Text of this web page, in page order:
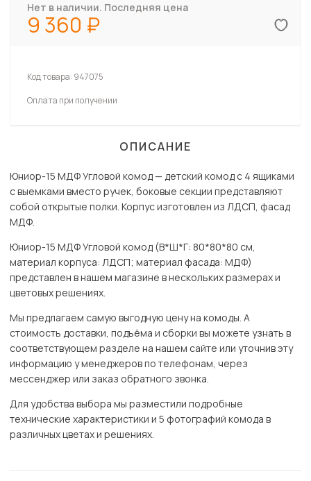
Нет в наличии. Последняя цена
9 360
Код товара: 947075
Оплата при получении
ОПИСАНИЕ
Юниор-15 МДФ Угловой комод — детский комод с 4 ящиками
с выемками вместо ручек, боковые секции представляют
собой открытые полки. Корпус изготовлен из ЛДСП, фасад
МДФ.
Юниор-15 МДФ Угловой комод (В*Ш*Г: 80*80*80 см,
материал корпуса: ЛДСП; материал фасада: МДФ)
представлен в нашем магазине в нескольких размерах и
цветовых решениях.
Мы предлагаем самую выгодную цену на комоды. А
стоимость доставки, подъёма и сборки вы можете узнать в
соответствующем разделе на нашем сайте или уточнив эту
информацию у менеджеров по телефонам, через
мессенджер или заказ обратного звонка.
Для удобства выбора мы разместили подробные
технические характеристики и 5 фотографий комода в
различных цветах и решениях.